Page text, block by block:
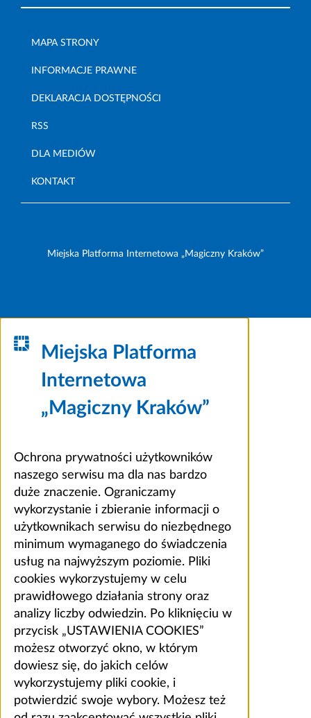
MAPA STRONY
INFORMACJE PRAWNE
DEKLARACJA DOSTĘPNOŚCI
RSS
DLA MEDIÓW
KONTAKT
Miejska Platforma Internetowa „Magiczny Kraków”
Miejska Platforma
Internetowa
„Magiczny Kraków”
Ochrona prywatności użytkowników
naszego serwisu ma dla nas bardzo
duże znaczenie. Ograniczamy
wykorzystanie i zbieranie informacji o
użytkownikach serwisu do niezbędnego
minimum wymaganego do świadczenia
usług na najwyższym poziomie. Pliki
cookies wykorzystujemy w celu
prawidłowego działania strony oraz
analizy liczby odwiedzin. Po kliknięciu w
przycisk „USTAWIENIA COOKIES”
możesz otworzyć okno, w którym
dowiesz się, do jakich celów
wykorzystujemy pliki cookie, i
potwierdzić swoje wybory. Możesz też